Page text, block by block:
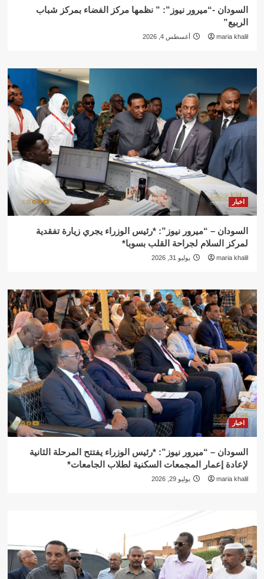
السودان -“ميرور نيوز”: ” نظمها مركز الفضاء بمركز شباب
الربيع”
maria khalil أغسطس 4, 2026
اخبار
السودان – “ميرور نيوز”: *رئيس الوزراء يجري زيارة تفقدية
لمركز السلام لجراحة القلب بسوبا*
maria khalil يوليو 31, 2026
اخبار
السودان – “ميرور نيوز”: *رئيس الوزراء يفتتح المرحلة الثانية
لإعادة إعمار المجمعات السكنية لطلاب الجامعات*
maria khalil يوليو 29, 2026